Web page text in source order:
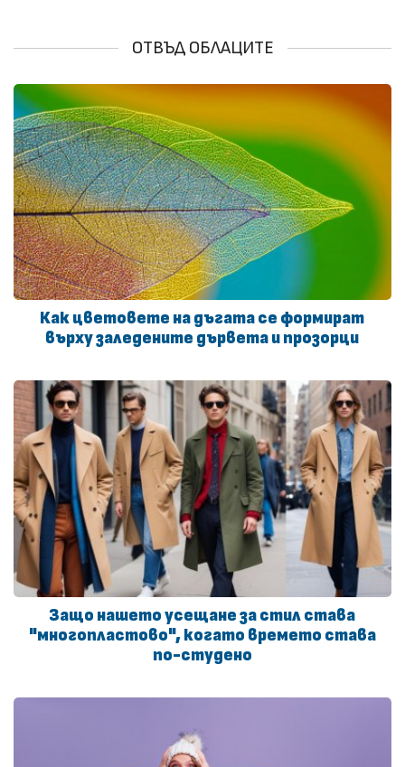
ОТВЪД ОБЛАЦИТЕ
Как цветовете на дъгата се формират
върху заледените дървета и прозорци
Защо нашето усещане за стил става
"многопластово", когато времето става
по-студено